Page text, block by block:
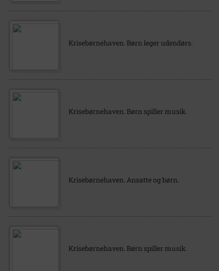
Krisebørnehaven. Børn leger udendørs.
Krisebørnehaven. Børn spiller musik.
Krisebørnehaven. Ansatte og børn.
Krisebørnehaven. Børn spiller musik.